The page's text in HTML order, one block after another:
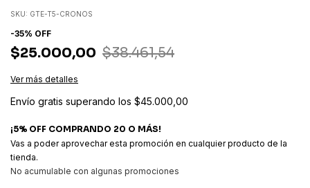
SKU: GTE-T5-CRONOS
-35% OFF
$25.000,00 $38.461,54
Ver más detalles
Envío gratis superando los $45.000,00
¡5% OFF COMPRANDO 20 O MÁS!
Vas a poder aprovechar esta promoción en cualquier producto de la
tienda.
No acumulable con algunas promociones